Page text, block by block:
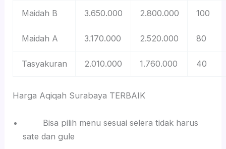
Maidah B 3.650.000 2.800.000 100
Maidah A 3.170.000 2.520.000 80
Tasyakuran 2.010.000 1.760.000 40
Harga Aqiqah Surabaya TERBAIK
Bisa pilih menu sesuai selera tidak harus
sate dan gule